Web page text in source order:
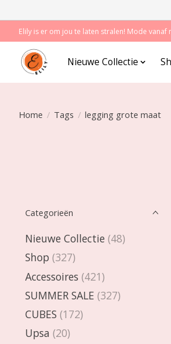
Elily is er om jou te laten stralen! Mode vanaf
Nieuwe Collectie
Home / Tags / legging grote maat
Categorieën
Nieuwe Collectie (48)
Shop (327)
Accessoires (421)
SUMMER SALE (327)
CUBES (172)
Upsa (20)